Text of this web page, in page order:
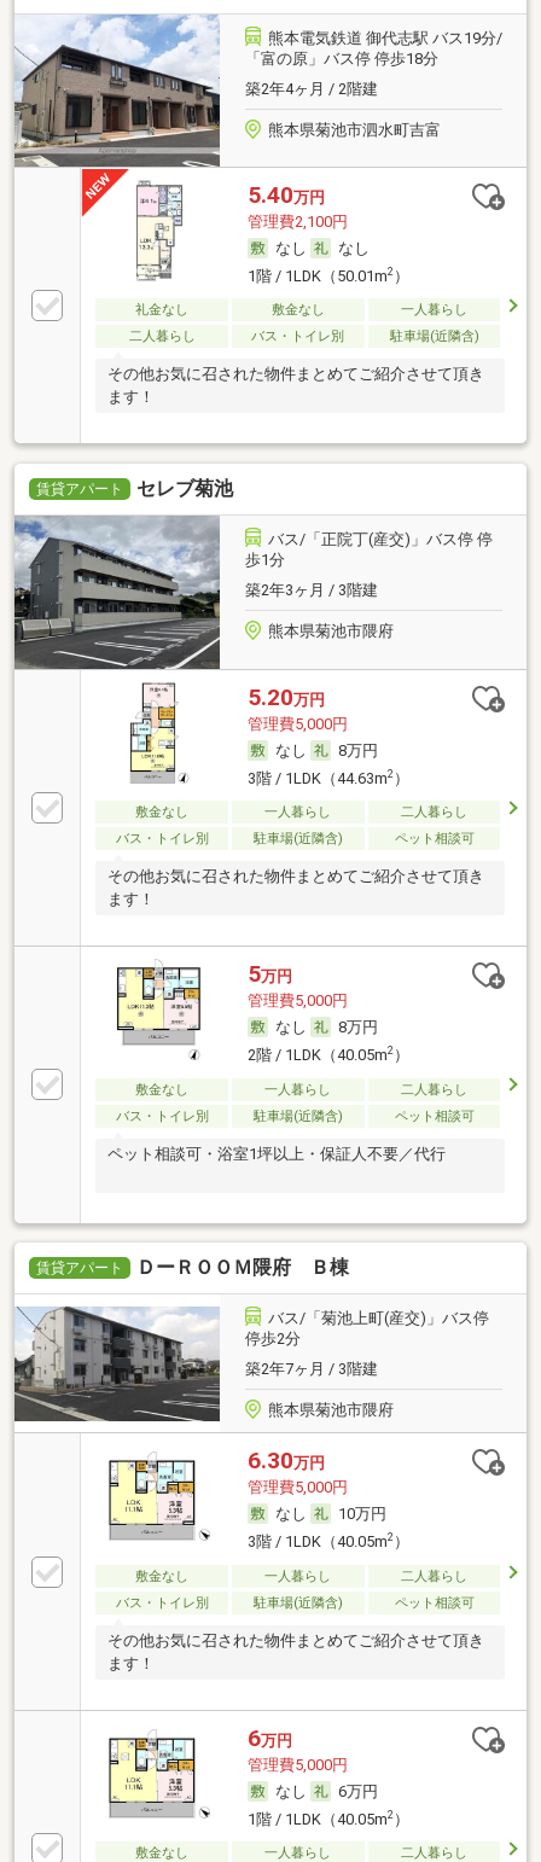
熊本電気鉄道 御代志駅 バス19分/
「富の原」バス停 停歩18分
築2年4ヶ月 / 2階建
熊本県菊池市泗水町吉富
5.40万円
管理費2,100円
なし
なし
1階 / 1LDK（50.01m2）
礼金なし 敷金なし
一人暮らし
二人暮らし
バス・トイレ別 駐車場(近隣含)
その他お気に召された物件まとめてご紹介させて頂き
ます！
賃貸アパート セレブ菊池
バス/「正院丁(産交)」バス停 停
歩1分
築2年3ヶ月 / 3階建
熊本県菊池市隈府
5.20万円
管理費5,000円
なし
8万円
3階 / 1LDK（44.63m2）
敷金なし 一人暮らし
二人暮らし
バス・トイレ別
駐車場(近隣含) ペット相談可
その他お気に召された物件まとめてご紹介させて頂き
ます！
5万円
管理費5,000円
なし
8万円
2階 / 1LDK（40.05m2）
敷金なし 一人暮らし
二人暮らし
バス・トイレ別
駐車場(近隣含) ペット相談可
ペット相談可・浴室1坪以上・保証人不要／代行
賃貸アパート ＤーＲＯＯＭ隈府 Ｂ棟
バス/「菊池上町(産交)」バス停
停歩2分
築2年7ヶ月 / 3階建
熊本県菊池市隈府
6.30万円
管理費5,000円
なし
10万円
3階 / 1LDK（40.05m2）
敷金なし 一人暮らし
二人暮らし
バス・トイレ別
駐車場(近隣含) ペット相談可
その他お気に召された物件まとめてご紹介させて頂き
ます！
6万円
管理費5,000円
なし
6万円
1階 / 1LDK（40.05m2）
敷金なし 一人暮らし
二人暮らし